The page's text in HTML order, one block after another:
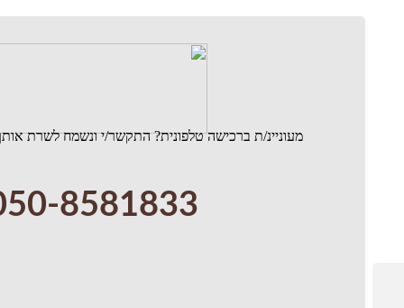
מעוניינ/ת ברכישה טלפונית? התקשר/י ונשמח לשרת
8581833